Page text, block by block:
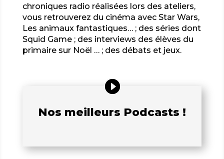
chroniques radio réalisées lors des ateliers,
vous retrouverez du cinéma avec Star Wars,
Les animaux fantastiques… ; des séries dont
Squid Game ; des interviews des élèves du
primaire sur Noël … ; des débats et jeux.
Nos meilleurs Podcasts !